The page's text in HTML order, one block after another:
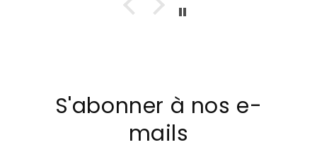
S'abonner à nos e-
mails